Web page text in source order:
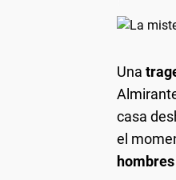
Una
casa
el